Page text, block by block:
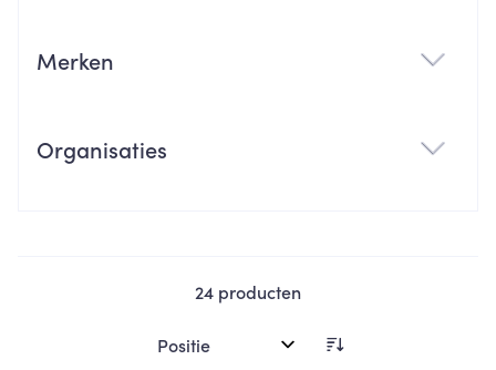
Merken
Organisaties
24 producten
Sorteer op: